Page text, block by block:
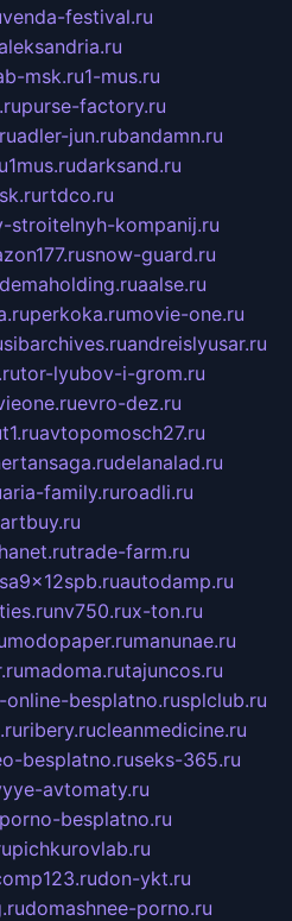
venda-festival.ru
msk.ru1-mus.ru
purse-factory.ru
adler-jun.rubandamn.ru
1mus.rudarksand.ru
rtdco.ru
stroitelnyh-kompanij.ru
snow-guard.ru
demaholding.ruaalse.ru
perkoka.rumovie-one.ru
sibarchives.ruandreislyusar.ru
tor-lyubov-i-grom.ru
evro-dez.ru
avtopomosch27.ru
delanalad.ru
aria-family.ruroadli.ru
trade-farm.ru
autodamp.ru
nv750.rux-ton.ru
modopaper.rumanunae.ru
madoma.rutajuncos.ru
online-besplatno.rusplclub.ru
ribery.rucleanmedicine.ru
besplatno.ruseks-365.ru
avtomaty.ru
besplatno.ru
pichkurovlab.ru
don-ykt.ru
domashnee-porno.ru